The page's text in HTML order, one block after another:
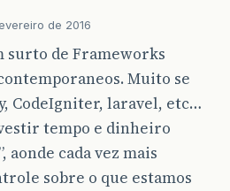
de 2016
surto de Frameworks
Muito se
CodeIgniter, laravel, etc…
tempo e dinheiro
aonde cada vez mais
sobre o que estamos